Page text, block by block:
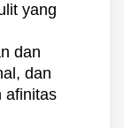
yang
dan
dan
afinitas